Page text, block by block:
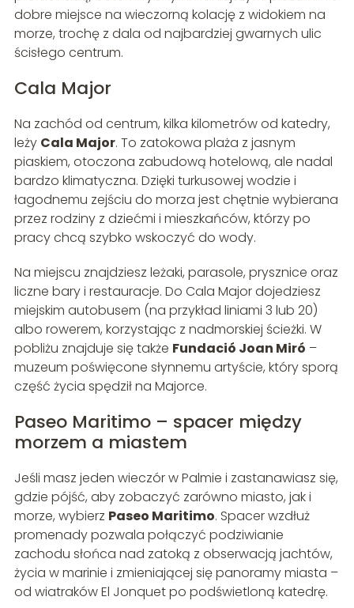
dobre miejsce na wieczorną kolację z widokiem na
morze, trochę z dala od najbardziej gwarnych ulic
ścisłego centrum.
Cala Major
Na zachód od centrum, kilka kilometrów od katedry,
leży Cala Major. To zatokowa plaża z jasnym
piaskiem, otoczona zabudową hotelową, ale nadal
bardzo klimatyczna. Dzięki turkusowej wodzie i
łagodnemu zejściu do morza jest chętnie wybierana
przez rodziny z dziećmi i mieszkańców, którzy po
pracy chcą szybko wskoczyć do wody.
Na miejscu znajdziesz leżaki, parasole, prysznice oraz
liczne bary i restauracje. Do Cala Major dojedziesz
miejskim autobusem (na przykład liniami 3 lub 20)
albo rowerem, korzystając z nadmorskiej ścieżki. W
pobliżu znajduje się także Fundació Joan Miró –
muzeum poświęcone słynnemu artyście, który sporą
część życia spędził na Majorce.
Paseo Maritimo – spacer między
morzem a miastem
Jeśli masz jeden wieczór w Palmie i zastanawiasz się,
gdzie pójść, aby zobaczyć zarówno miasto, jak i
morze, wybierz Paseo Maritimo. Spacer wzdłuż
promenady pozwala połączyć podziwianie
zachodu słońca nad zatoką z obserwacją jachtów,
życia w marinie i zmieniającej się panoramy miasta –
od wiatraków El Jonquet po podświetloną katedrę.